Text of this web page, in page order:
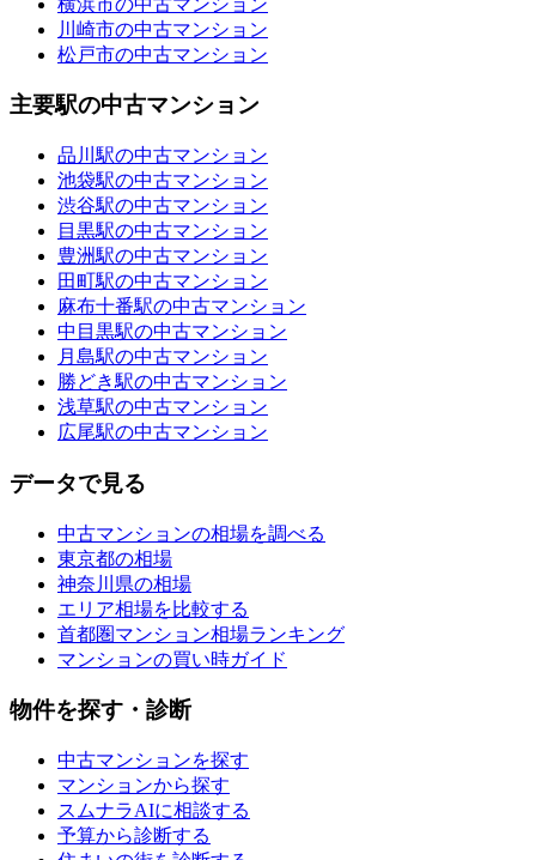
川崎市の中古マンション
松戸市の中古マンション
主要駅の中古マンション
品川駅の中古マンション
池袋駅の中古マンション
渋谷駅の中古マンション
目黒駅の中古マンション
豊洲駅の中古マンション
田町駅の中古マンション
麻布十番駅の中古マンション
中目黒駅の中古マンション
月島駅の中古マンション
勝どき駅の中古マンション
浅草駅の中古マンション
広尾駅の中古マンション
データで見る
中古マンションの相場を調べる
東京都の相場
神奈川県の相場
エリア相場を比較する
首都圏マンション相場ランキング
マンションの買い時ガイド
物件を探す・診断
中古マンションを探す
マンションから探す
スムナラAIに相談する
予算から診断する